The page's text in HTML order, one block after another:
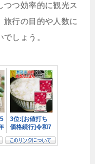
つ効率的に観光ス
旅行の目的や人数に
しょう。